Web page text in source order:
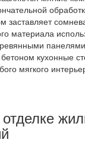
заставляет
материала
панелями
кухонные
мягкого